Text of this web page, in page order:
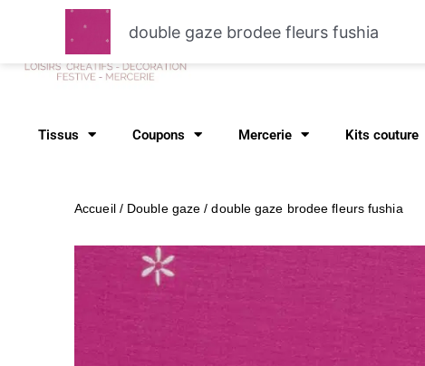
Rechercher
Tissus Coupons Mercerie Kits couture
Accueil/ Double gaze / double gaze brodee fleurs fushia
double gaze brodee fleurs fushia